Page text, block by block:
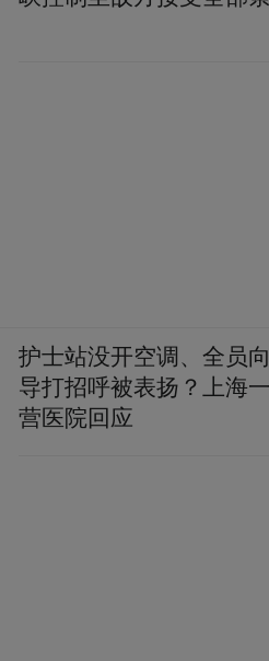
护士站没开空调、全员
导打招呼被表扬？上海
营医院回应